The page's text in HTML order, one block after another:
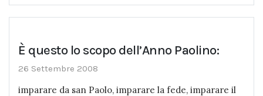
È questo lo scopo dell’Anno Paolino:
26 Settembre 2008
imparare da san Paolo, imparare la fede, imparare il